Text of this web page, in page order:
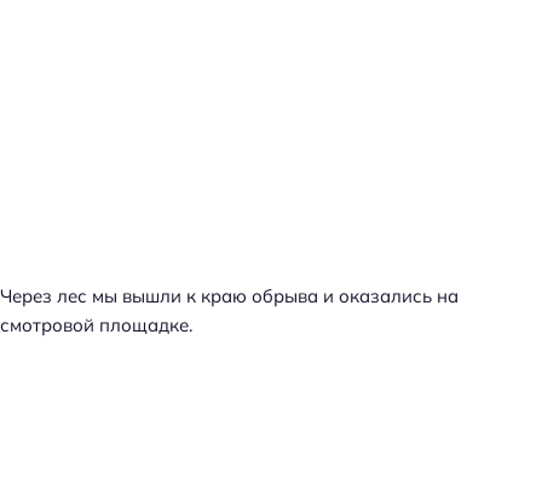
Через лес мы вышли к краю обрыва и оказались на
смотровой площадке.